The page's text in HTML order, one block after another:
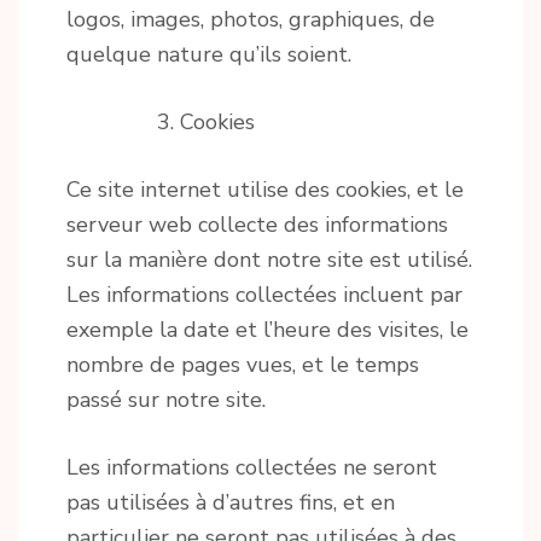
logos, images, photos, graphiques, de
quelque nature qu’ils soient.
Cookies
Ce site internet utilise des cookies, et le
serveur web collecte des informations
sur la manière dont notre site est utilisé.
Les informations collectées incluent par
exemple la date et l’heure des visites, le
nombre de pages vues, et le temps
passé sur notre site.
Les informations collectées ne seront
pas utilisées à d’autres fins, et en